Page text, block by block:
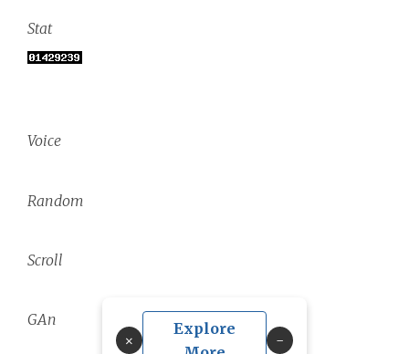
Stat
Voice
Random
×
Explore
Scroll
GAn